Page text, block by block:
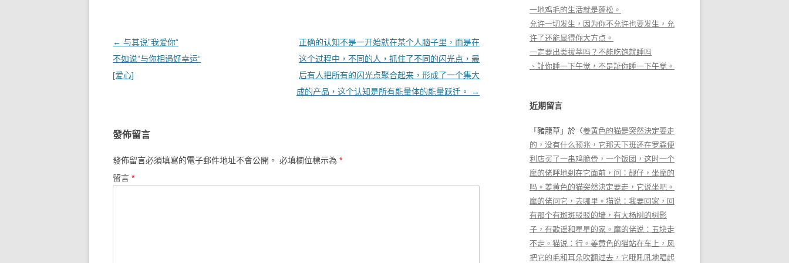
文章導覽
← 与其说”我爱你“
不如说”与你相遇好幸运“
[爱心]
正确的认知不是一开始就在某个人脑子里，而是在
这个过程中，不同的人，抓住了不同的闪光点，最
后有人把所有的闪光点聚合起来，形成了一个集大
成的产品，这个认知是所有能量体的能量跃迁。
→
發佈留言
發佈留言必須填寫的電子郵件地址不會公開。 必填欄位標示為 *
留言 *
一地鸡毛的生活就是蓬松。
允许一切发生，因为你不允许也要发生，允
许了还能显得你大方点。
一定要出类拔萃吗？不能吃饱就睡吗
、訨你睡一下午觉，不是訨你睡一下午觉。
近期留言
「 豬籠草 」於〈姜黄色的猫是突然決定要走
的，没有什么预兆，它那天下班还在罗森便
利店买了一串鸡脆骨，一个饭团，这时一个
摩的佬呼地刹在它面前，问：靓仔，坐摩的
吗。姜黄色的猫突然決定要走，它说坐吧。
摩的佬问它，去哪里。猫说：我要回家，回
有那个有斑斑驳驳的墙，有大杨树的树影
子，有歌谣和星星的家。摩的佬说：五块走
不走。猫说：行。姜黄色的猫站在车上，风
把它的毛和耳朵吹翻过去，它哦吼吼地唱起